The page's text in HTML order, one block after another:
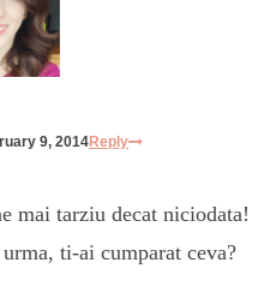
9, 2014Reply
mai tarziu decat niciodata!
urma, ti-ai cumparat ceva?